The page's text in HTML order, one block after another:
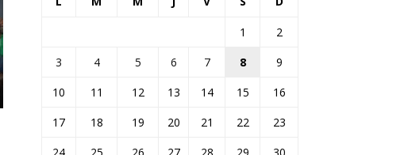
1
2
3
4 5 6 7 8
9
10
11 12 13 14 15
16
17
18 19 20 21 22
23